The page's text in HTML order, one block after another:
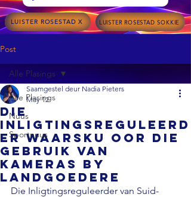
LUISTER ROSESTAD X LUISTER ROSESTAD SOKKIE
Post
Alle Plasings
Nuus
Sportnuus
Alle Plasings
Die
Inligtingsreguleerd
er waarsku oor die
gebruik van
kameras by
landgoedere
Saamgestel deur Nadia Pieters
May 12
Die Inligtingsreguleerder van Suid-